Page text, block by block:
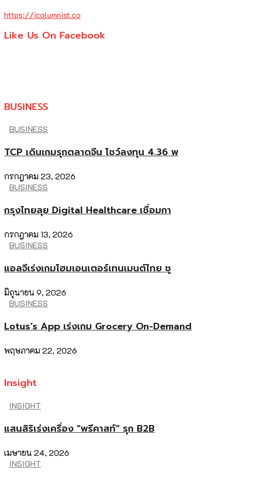
https://icolumnist.co
Like Us On Facebook
BUSINESS
BUSINESS
TCP เดินเกมรุกตลาดจีน โชว์ลงทุน 4.36 พ
กรกฎาคม 23, 2026
BUSINESS
กรุงไทยลุย Digital Healthcare เชื่อมกา
กรกฎาคม 13, 2026
BUSINESS
แอลจีเร่งเกมโฮมเอนเตอร์เทนเมนต์ไทย ชู
มิถุนายน 9, 2026
BUSINESS
Lotus’s App เร่งเกม Grocery On-Demand
พฤษภาคม 22, 2026
Insight
INSIGHT
แสนสิริเร่งเครื่อง “พรีคาสท์” รุก B2B
เมษายน 24, 2026
INSIGHT